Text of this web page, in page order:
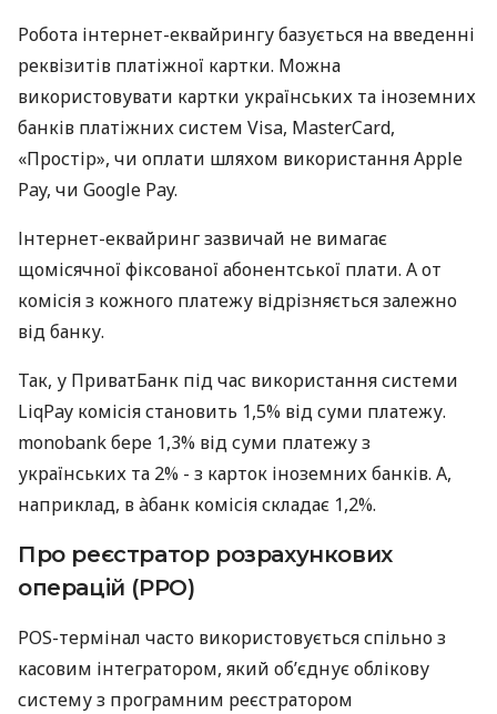
Робота інтернет-еквайрингу базується на введенні
реквізитів платіжної картки. Можна
використовувати картки українських та іноземних
банків платіжних систем Visa, MasterCard,
«Простір», чи оплати шляхом використання Apple
Pay, чи Google Pay.
Інтернет-еквайринг зазвичай не вимагає
щомісячної фіксованої абонентської плати. А от
комісія з кожного платежу відрізняється залежно
від банку.
Так, у ПриватБанк під час використання системи
LiqPay комісія становить 1,5% від суми платежу.
monobank бере 1,3% від суми платежу з
українських та 2% - з карток іноземних банків. А,
наприклад, в àбанк комісія складає 1,2%.
Про реєстратор розрахункових
операцій (РРО)
POS-термінал часто використовується спільно з
касовим інтегратором, який об’єднує облікову
систему з програмним реєстратором